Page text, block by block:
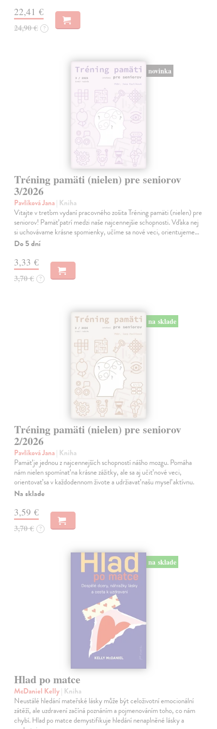
22,41 €
24,90 € ?
novinka
Tréning pamäti (nielen) pre seniorov
3/2026
Pavlíková Jana| Kniha
Vitajte v treťom vydaní pracovného zošita Tréning pamäti (nielen) pre
seniorov! Pamäť patrí medzi naše najcennejšie schopnosti. Vďaka nej
si uchovávame krásne spomienky, učíme sa nové veci, orientujeme…
Do 5 dní
3,33 €
3,70 € ?
na sklade
Tréning pamäti (nielen) pre seniorov
2/2026
Pavlíková Jana| Kniha
Pamäť je jednou z najcennejších schopností nášho mozgu. Pomáha
nám nielen spomínať na krásne zážitky, ale sa aj učiť nové veci,
orientovať sa v každodennom živote a udržiavať našu myseľ aktívnu.
Na sklade
3,59 €
3,70 € ?
na sklade
Hlad po matce
McDaniel Kelly| Kniha
Neustálé hledání mateřské lásky může být celoživotní emocionální
zátěží, ale uzdravení začíná poznáním a pojmenováním toho, co nám
chybí. Hlad po matce demystifikuje hledání nenaplněné lásky a